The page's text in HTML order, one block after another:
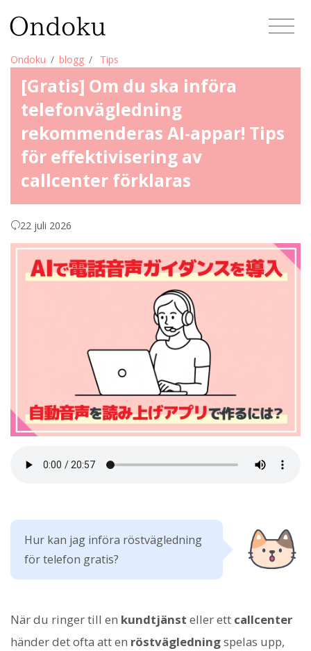
Ondoku blogg Tips
[Gratis] Om du ska införa
telefonvägledning
rekommenderas AI-appar! Tips
för effektivisering av
callcenter förklaras
22 juli 2026
Hur kan jag införa röstvägledning
för telefon gratis?
När du ringer till en kundtjänst eller ett callcenter
händer det ofta att en röstvägledningspelas upp,